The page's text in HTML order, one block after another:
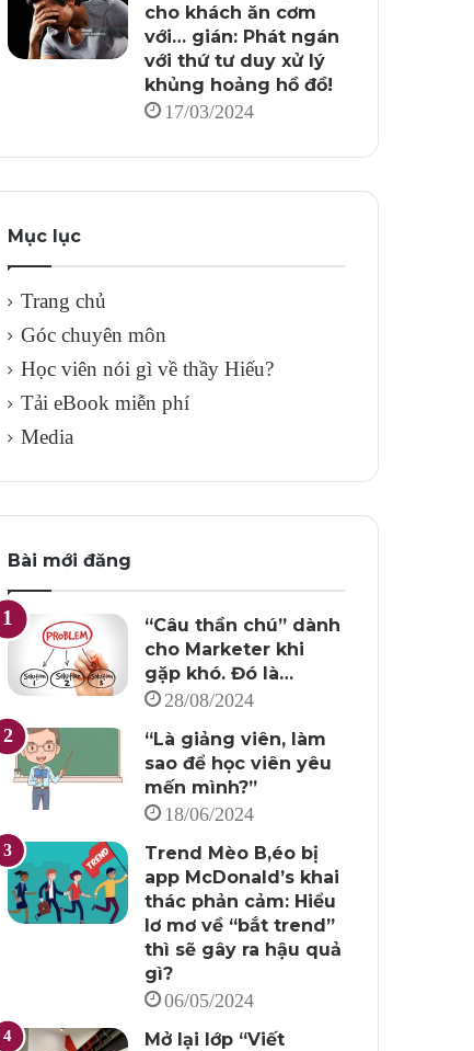
cho khách ăn cơm
với… gián: Phát ngán
với thứ tư duy xử lý
khủng hoảng hồ đồ!
17/03/2024
Mục lục
Trang chủ
Góc chuyên môn
Học viên nói gì về thầy Hiếu?
Tải eBook miễn phí
Media
Bài mới đăng
“Câu thần chú” dành
cho Marketer khi
gặp khó. Đó là…
28/08/2024
“Là giảng viên, làm
sao để học viên yêu
mến mình?”
18/06/2024
Trend Mèo B,éo bị
app McDonald’s khai
thác phản cảm: Hiểu
lơ mơ về “bắt trend”
thì sẽ gây ra hậu quả
gì?
06/05/2024
Mở lại lớp “Viết